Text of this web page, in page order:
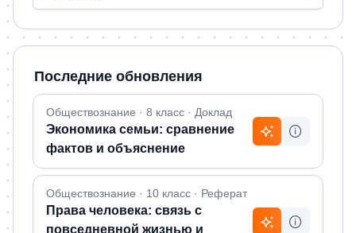
Последние обновления
Обществознание · 8 класс · Доклад
Экономика семьи: сравнение
фактов и объяснение
Обществознание · 10 класс · Реферат
Права человека: связь с
повседневной жизнью и